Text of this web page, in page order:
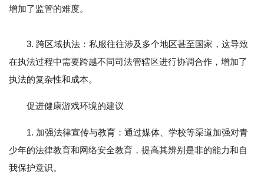
增加了监管的难度。
3. 跨区域执法：私服往往涉及多个地区甚至国家，这导致
在执法过程中需要跨越不同司法管辖区进行协调合作，增加了
执法的复杂性和成本。
促进健康游戏环境的建议
1. 加强法律宣传与教育：通过媒体、学校等渠道加强对青
少年的法律教育和网络安全教育，提高其辨别是非的能力和自
我保护意识。